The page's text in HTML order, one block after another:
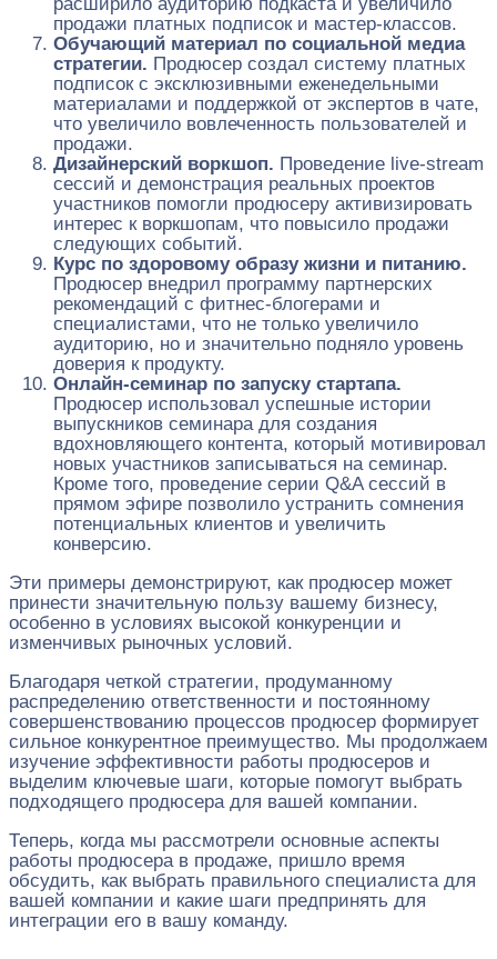
расширило аудиторию подкаста и увеличило
продажи платных подписок и мастер-классов.
Обучающий материал по социальной медиа
стратегии. Продюсер создал систему платных
подписок с эксклюзивными еженедельными
материалами и поддержкой от экспертов в чате,
что увеличило вовлеченность пользователей и
продажи.
Дизайнерский воркшоп. Проведение live-stream
сессий и демонстрация реальных проектов
участников помогли продюсеру активизировать
интерес к воркшопам, что повысило продажи
следующих событий.
Курс по здоровому образу жизни и питанию.
Продюсер внедрил программу партнерских
рекомендаций с фитнес-блогерами и
специалистами, что не только увеличило
аудиторию, но и значительно подняло уровень
доверия к продукту.
Онлайн-семинар по запуску стартапа.
Продюсер использовал успешные истории
выпускников семинара для создания
вдохновляющего контента, который мотивировал
новых участников записываться на семинар.
Кроме того, проведение серии Q&A сессий в
прямом эфире позволило устранить сомнения
потенциальных клиентов и увеличить
конверсию.
Эти примеры демонстрируют, как продюсер может
принести значительную пользу вашему бизнесу,
особенно в условиях высокой конкуренции и
изменчивых рыночных условий.
Благодаря четкой стратегии, продуманному
распределению ответственности и постоянному
совершенствованию процессов продюсер формирует
сильное конкурентное преимущество. Мы продолжаем
изучение эффективности работы продюсеров и
выделим ключевые шаги, которые помогут выбрать
подходящего продюсера для вашей компании.
Теперь, когда мы рассмотрели основные аспекты
работы продюсера в продаже, пришло время
обсудить, как выбрать правильного специалиста для
вашей компании и какие шаги предпринять для
интеграции его в вашу команду.